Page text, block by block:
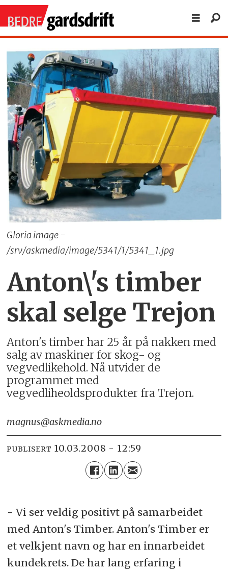
Gloria image -
/srv/askmedia/image/5341/1/5341_1.jpg
Anton\'s timber
skal selge Trejon
Anton's timber har 25 år på nakken med
salg av maskiner for skog- og
vegvedlikehold. Nå utvider de
programmet med
vegvedliheoldsprodukter fra Trejon.
magnus@askmedia.no
PUBLISERT 10.03.2008 - 12:59
- Vi ser veldig positivt på samarbeidet
med Anton's Timber. Anton's Timber er
et velkjent navn og har en innarbeidet
kundekrets. De har lang erfaring i